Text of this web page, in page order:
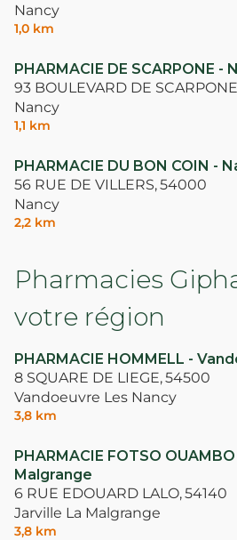
Nancy
1,0 km
PHARMACIE DE SCARPONE -
93 BOULEVARD DE
Nancy
1,1 km
PHARMACIE DU BON COIN -
56 RUE DE VILLERS,54000
Nancy
2,2 km
Pharmacies
votre région
PHARMACIE HOMMELL -
8 SQUARE DE LIEGE,54500
Vandoeuvre Les Nancy
3,8 km
PHARMACIE FOTSO
Malgrange
6 RUE EDOUARD LALO,54140
Jarville La Malgrange
3,8 km